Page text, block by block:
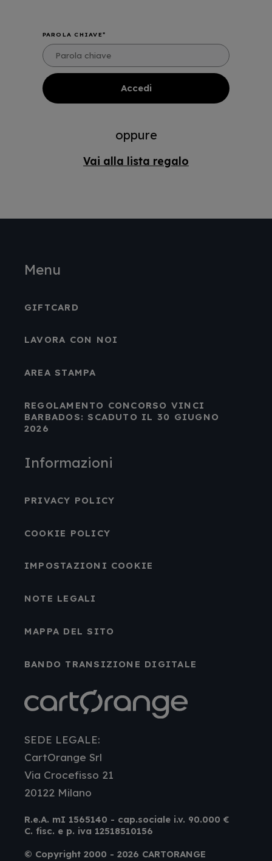
PAROLA CHIAVE
oppure
Vai alla lista regalo
Menu
GIFTCARD
LAVORA CON NOI
AREA STAMPA
REGOLAMENTO CONCORSO VINCI
BARBADOS: SCADUTO IL 30 GIUGNO
2026
Informazioni
PRIVACY POLICY
COOKIE POLICY
IMPOSTAZIONI COOKIE
NOTE LEGALI
MAPPA DEL SITO
BANDO TRANSIZIONE DIGITALE
SEDE LEGALE:
CartOrange Srl
Via Crocefisso 21
20122 Milano
R.e.A. mI 1565140 - cap.sociale i.v. 90.000 €
C. fisc. e p. iva 12518510156
© Copyright 2000 - 2026 CARTORANGE